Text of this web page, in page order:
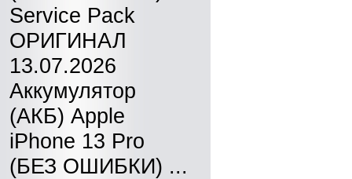
Service Pack
ОРИГИНАЛ
13.07.2026
Аккумулятор
(АКБ) Apple
iPhone 13 Pro
(БЕЗ ОШИБКИ) ...